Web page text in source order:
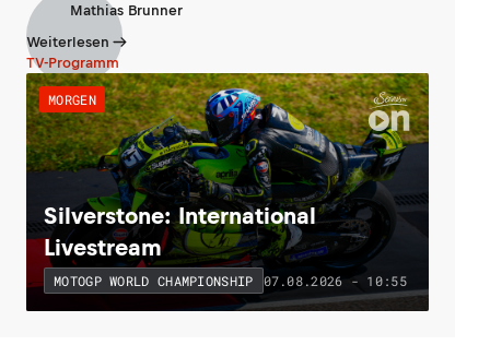
Mathias Brunner
Weiterlesen
TV-Programm
MORGEN
Silverstone: International
Livestream
MOTOGP WORLD CHAMPIONSHIP 07.08.2026 - 10:55